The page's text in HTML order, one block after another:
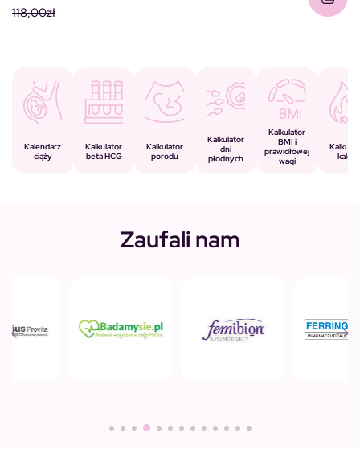
118,00zł
Kalendarz
ciąży
Kalkulator
beta HCG
Kalkulator
porodu
Kalkulator
dni
płodnych
Kalkulator
BMI i
prawidłowej
wagi
kalorii
Zaufali nam